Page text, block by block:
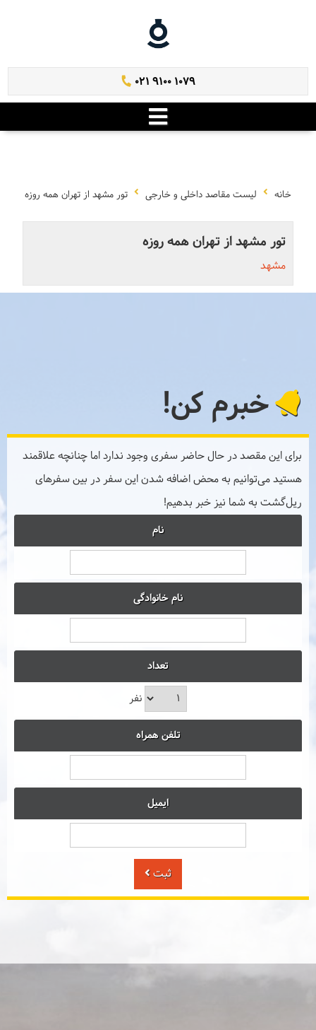
021 9100 1079
خانه لیست مقاصد داخلی و خارجی تور مشهد از تهران همه روزه
تور مشهد از تهران همه روزه
مشهد
خبرم کن!
برای این مقصد در حال حاضر سفری وجود ندارد اما چنانچه علاقمند
هستید می‌توانیم به محض اضافه شدن این سفر در بین سفرهای
ریل‌گشت به شما نیز خبر بدهیم!
نام
نام خانوادگی
تعداد
نفر
تلفن همراه
ایمیل
ثبت